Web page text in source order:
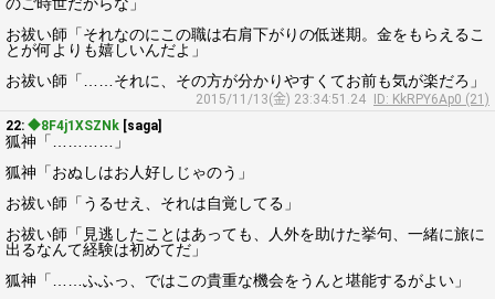
お祓い師「それなのにこの職は右肩下がりの低迷期。金をもらえるこ
とが何よりも嬉しいんだよ」
お祓い師「……それに、その方が分かりやすくてお前も気が楽だろ」
2015/11/13(金) 23:34:51.24
ID: KkRPY6Ap0 (21)
22: ◆8F4j1XSZNk [saga]
狐神「…………」
狐神「おぬしはお人好しじゃのう」
お祓い師「うるせえ、それは自覚してる」
お祓い師「見逃したことはあっても、人外を助けた挙句、一緒に旅に
出るなんて経験は初めてだ」
狐神「……ふふっ、ではこの貴重な機会をうんと堪能するがよい」